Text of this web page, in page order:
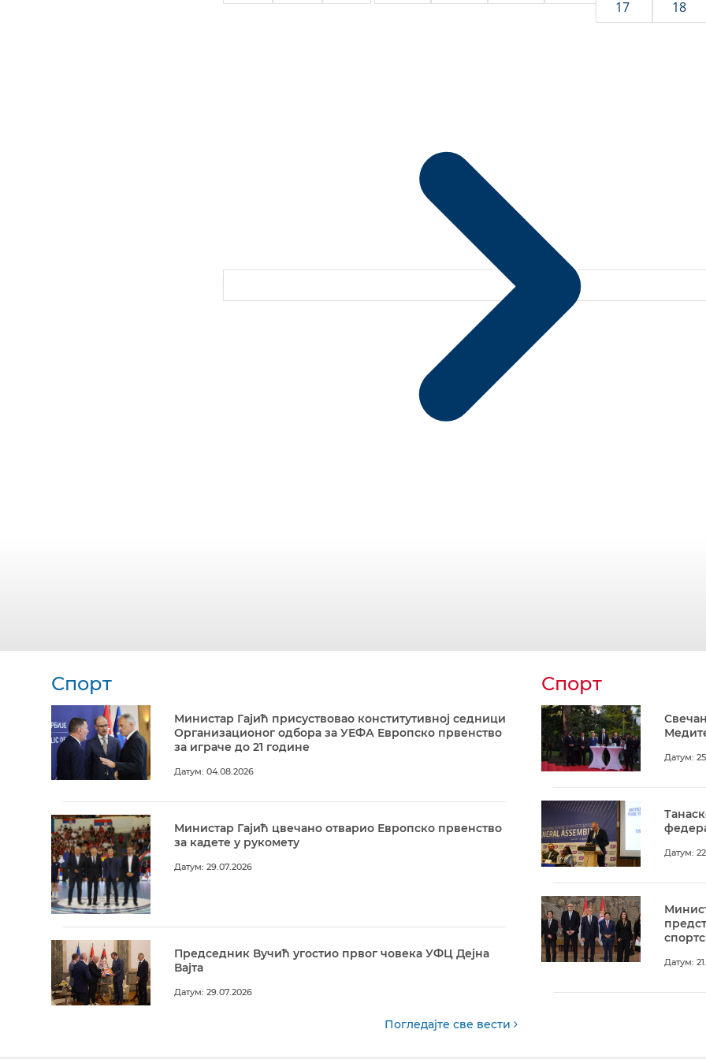
17
18
Спорт
Министар Гајић присуствовао конститутивној седници
Организационог одбора за УЕФА Европско првенство
за играче до 21 године
Датум: 04.08.2026
Министар Гајић цвечано отварио Европско првенство
за кадете у рукомету
Датум: 29.07.2026
Председник Вучић угостио првог човека УФЦ Дејна
Вајта
Датум: 29.07.2026
Погледајте све вести
Спорт
Датум:
Датум:
Датум: